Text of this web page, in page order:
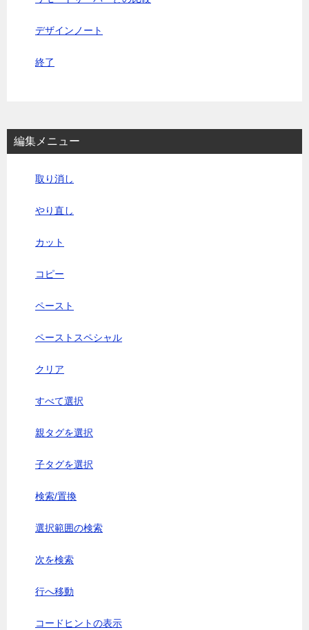
デザインノート
終了
編集メニュー
取り消し
やり直し
カット
コピー
ペースト
ペーストスペシャル
クリア
すべて選択
親タグを選択
子タグを選択
検索/置換
選択範囲の検索
次を検索
行へ移動
コードヒントの表示